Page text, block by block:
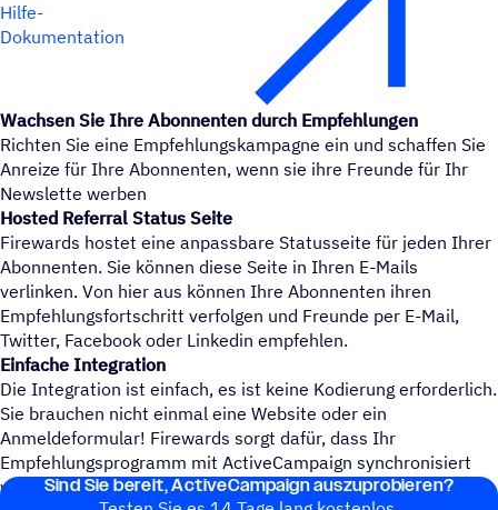
Hilfe-
Dokumentation
Wachsen Sie Ihre Abonnenten durch Empfehlungen
Richten Sie eine Empfehlungskampagne ein und schaffen Sie
Anreize für Ihre Abonnenten, wenn sie ihre Freunde für Ihr
Newslette werben
Hosted Referral Status Seite
Firewards hostet eine anpassbare Statusseite für jeden Ihrer
Abonnenten. Sie können diese Seite in Ihren E-Mails
verlinken. Von hier aus können Ihre Abonnenten ihren
Empfehlungsfortschritt verfolgen und Freunde per E-Mail,
Twitter, Facebook oder Linkedin empfehlen.
Einfache Integration
Die Integration ist einfach, es ist keine Kodierung erforderlich.
Sie brauchen nicht einmal eine Website oder ein
Anmeldeformular! Firewards sorgt dafür, dass Ihr
Empfehlungsprogramm mit ActiveCampaign synchronisiert
wird.
Sind Sie bereit, ActiveCampaign auszuprobieren?